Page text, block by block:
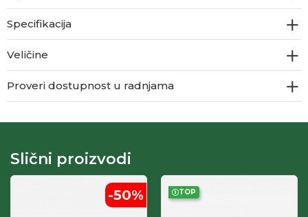
Specifikacija
Veličine
Proveri dostupnost u radnjama
Slični proizvodi
-50% TOP